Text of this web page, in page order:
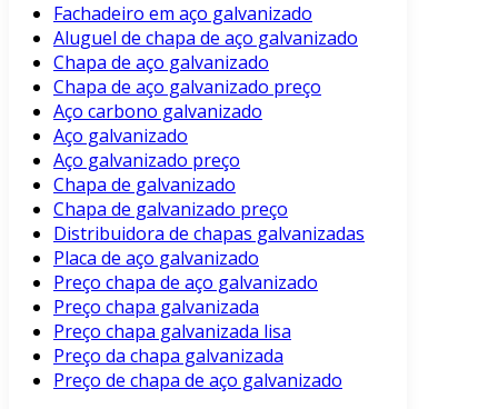
Fachadeiro em aço galvanizado
Aluguel de chapa de aço galvanizado
Chapa de aço galvanizado
Chapa de aço galvanizado preço
Aço carbono galvanizado
Aço galvanizado
Aço galvanizado preço
Chapa de galvanizado
Chapa de galvanizado preço
Distribuidora de chapas galvanizadas
Placa de aço galvanizado
Preço chapa de aço galvanizado
Preço chapa galvanizada
Preço chapa galvanizada lisa
Preço da chapa galvanizada
Preço de chapa de aço galvanizado